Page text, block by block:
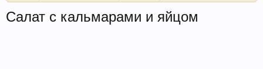
Салат с кальмарами и яйцом